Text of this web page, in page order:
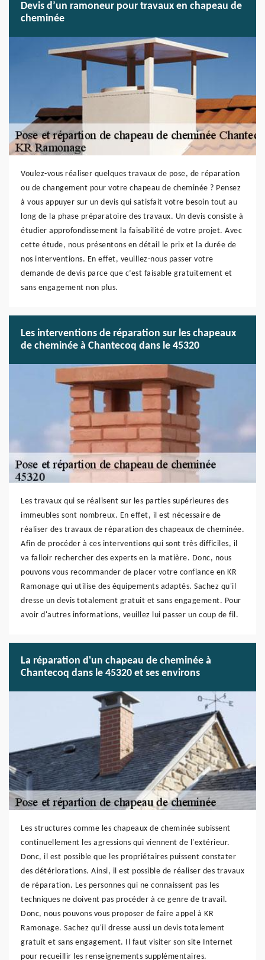
Devis d’un ramoneur pour travaux en chapeau de
cheminée
Voulez-vous réaliser quelques travaux de pose, de réparation
ou de changement pour votre chapeau de cheminée ? Pensez
à vous appuyer sur un devis qui satisfait votre besoin tout au
long de la phase préparatoire des travaux. Un devis consiste à
étudier approfondissement la faisabilité de votre projet. Avec
cette étude, nous présentons en détail le prix et la durée de
nos interventions. En effet, veuillez-nous passer votre
demande de devis parce que c’est faisable gratuitement et
sans engagement non plus.
Les interventions de réparation sur les chapeaux
de cheminée à Chantecoq dans le 45320
Les travaux qui se réalisent sur les parties supérieures des
immeubles sont nombreux. En effet, il est nécessaire de
réaliser des travaux de réparation des chapeaux de cheminée.
Afin de procéder à ces interventions qui sont très difficiles, il
va falloir rechercher des experts en la matière. Donc, nous
pouvons vous recommander de placer votre confiance en KR
Ramonage qui utilise des équipements adaptés. Sachez qu'il
dresse un devis totalement gratuit et sans engagement. Pour
avoir d'autres informations, veuillez lui passer un coup de fil.
La réparation d'un chapeau de cheminée à
Chantecoq dans le 45320 et ses environs
Les structures comme les chapeaux de cheminée subissent
continuellement les agressions qui viennent de l'extérieur.
Donc, il est possible que les propriétaires puissent constater
des détériorations. Ainsi, il est possible de réaliser des travaux
de réparation. Les personnes qui ne connaissent pas les
techniques ne doivent pas procéder à ce genre de travail.
Donc, nous pouvons vous proposer de faire appel à KR
Ramonage. Sachez qu'il dresse aussi un devis totalement
gratuit et sans engagement. Il faut visiter son site Internet
pour recueillir les renseignements supplémentaires.